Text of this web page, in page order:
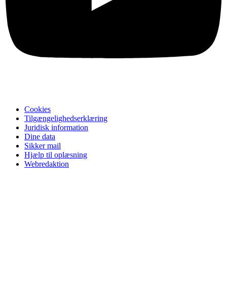
Cookies
Tilgængelighedserklæring
Juridisk information
Dine data
Sikker mail
Hjælp til oplæsning
Webredaktion